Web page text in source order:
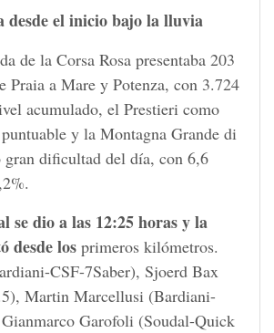
desde el inicio bajo la lluvia
de la Corsa Rosa presentaba 203
Praia a Mare y Potenza, con 3.724
acumulado, el Prestieri como
y la Montagna Grande di
dificultad del día, con 6,6
se dio a las 12:25 horas y la
desde los primeros kilómetros.
CSF-7Saber), Sjoerd Bax
Martin Marcellusi (Bardiani-
Garofoli (Soudal-Quick